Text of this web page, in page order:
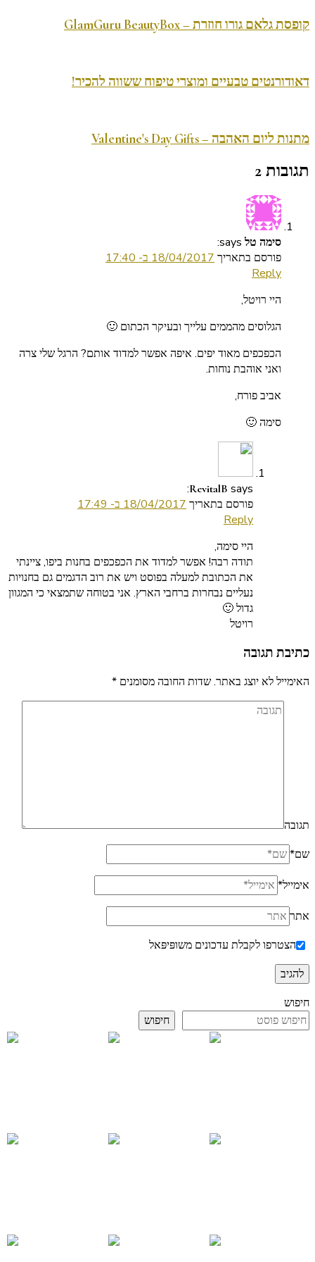
קופסת גלאם גורו חוזרת – GlamGuru BeautyBox
דאודורנטים טבעיים ומוצרי טיפוח ששווה להכיר!
מתנות ליום האהבה – Valentine's Day Gifts
תגובות 2
סימה טל says:
פורסם בתאריך 18/04/2017 ב- 17:40
Reply
היי רויטל,
הגלוסים מהממים עלייך ובעיקר הכתום 🙂
הכפכפים מאוד יפים. איפה אפשר למדוד אותם? הרגל שלי צרה
ואני אוהבת נוחות.
אביב פורח,
סימה 🙂
RevitalB says:
פורסם בתאריך 18/04/2017 ב- 17:49
Reply
היי סימה,
תודה רבה! אפשר למדוד את הכפכפים בחנות ביפו, ציינתי
את הכתובת למעלה בפוסט ויש את רוב הדגמים גם בחנויות
נעליים נבחרות ברחבי הארץ. אני בטוחה שתמצאי כי המגוון
גדול 🙂
רויטל
כתיבת תגובה
האימייל לא יוצג באתר.שדות החובה מסומנים *
תגובה
שם*
אימייל*
אתר
הצטרפו לקבלת עדכונים משופּיפּאל
חיפוש
חיפוש